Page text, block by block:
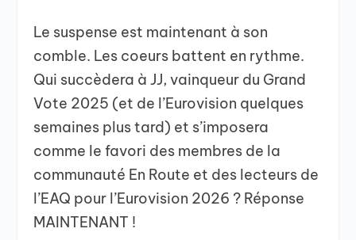
Le suspense est maintenant à son
comble. Les coeurs battent en rythme.
Qui succèdera à JJ, vainqueur du Grand
Vote 2025 (et de l’Eurovision quelques
semaines plus tard) et s’imposera
comme le favori des membres de la
communauté En Route et des lecteurs de
l’EAQ pour l’Eurovision 2026 ? Réponse
MAINTENANT !